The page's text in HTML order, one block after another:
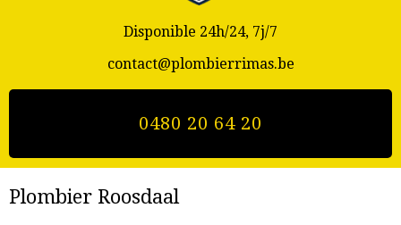
Disponible 24h/24, 7j/7
contact@plombierrimas.be
0480 20 64 20
Plombier Roosdaal